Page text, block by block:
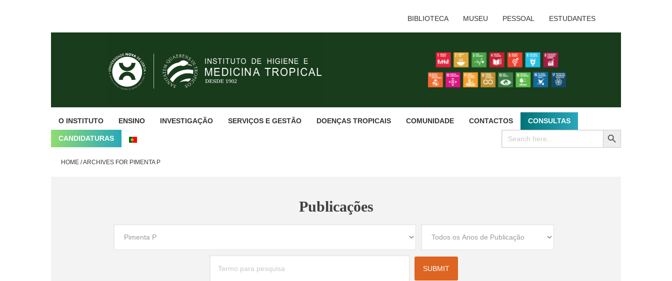
BIBLIOTECA MUSEU PESSOAL ESTUDANTES
O INSTITUTO ENSINO INVESTIGAÇÃO SERVIÇOS E GESTÃO DOENÇAS TROPICAIS COMUNIDADE CONTACTOS CONSULTAS
CANDIDATURAS
Search
for:
SEARCH BUTTON
HOME /ARCHIVES FOR PIMENTA P
Publicações